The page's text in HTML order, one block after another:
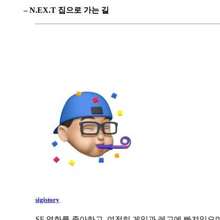
– N.EX.T 집으로 가는 길
sigistory